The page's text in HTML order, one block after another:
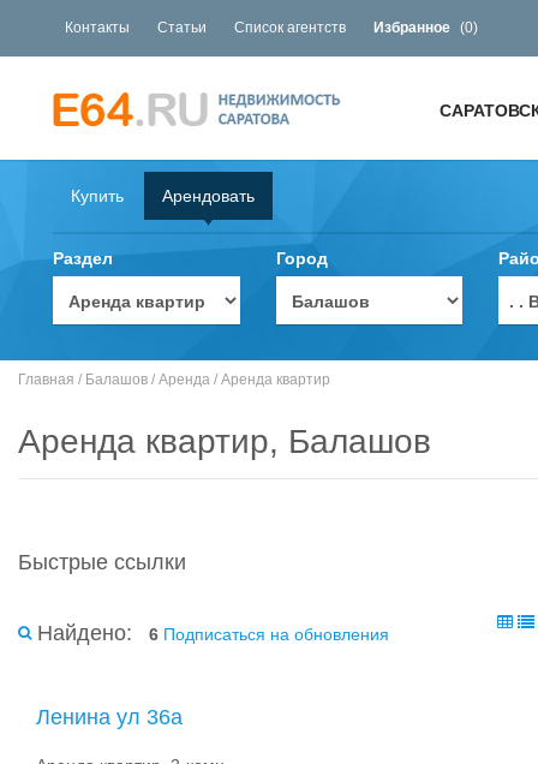
Контакты Статьи Список агентств Избранное (0)
Купить Арендовать
Раздел Город
. .
Главная / Балашов / Аренда / Аренда квартир
Аренда квартир, Балашов
Быстрые ссылки
Найдено: 6 Подписаться на обновления
Ленина ул 36а